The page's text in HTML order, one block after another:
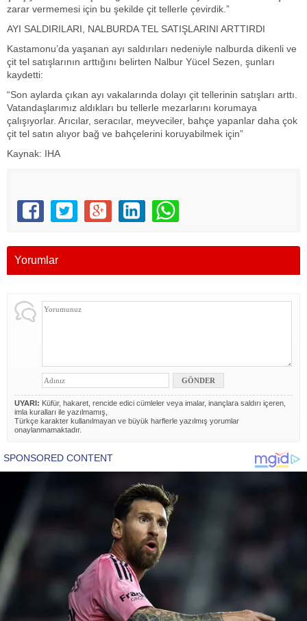
zarar vermemesi için bu şekilde çit tellerle çevirdik.”
AYI SALDIRILARI, NALBURDA TEL SATIŞLARINI ARTTIRDI
Kastamonu’da yaşanan ayı saldırıları nedeniyle nalburda dikenli ve
çit tel satışlarının arttığını belirten Nalbur Yücel Sezen, şunları
kaydetti:
“Son aylarda çıkan ayı vakalarında dolayı çit tellerinin satışları arttı.
Vatandaşlarımız aldıkları bu tellerle mezarlarını korumaya
çalışıyorlar. Arıcılar, seracılar, meyveciler, bahçe yapanlar daha çok
çit tel satın alıyor bağ ve bahçelerini koruyabilmek için”
Kaynak: IHA
Yorumlar
UYARI: Küfür, hakaret, rencide edici cümleler veya imalar, inançlara saldırı içeren,
imla kuralları ile yazılmamış,
Türkçe karakter kullanılmayan ve büyük harflerle yazılmış yorumlar
onaylanmamaktadır.